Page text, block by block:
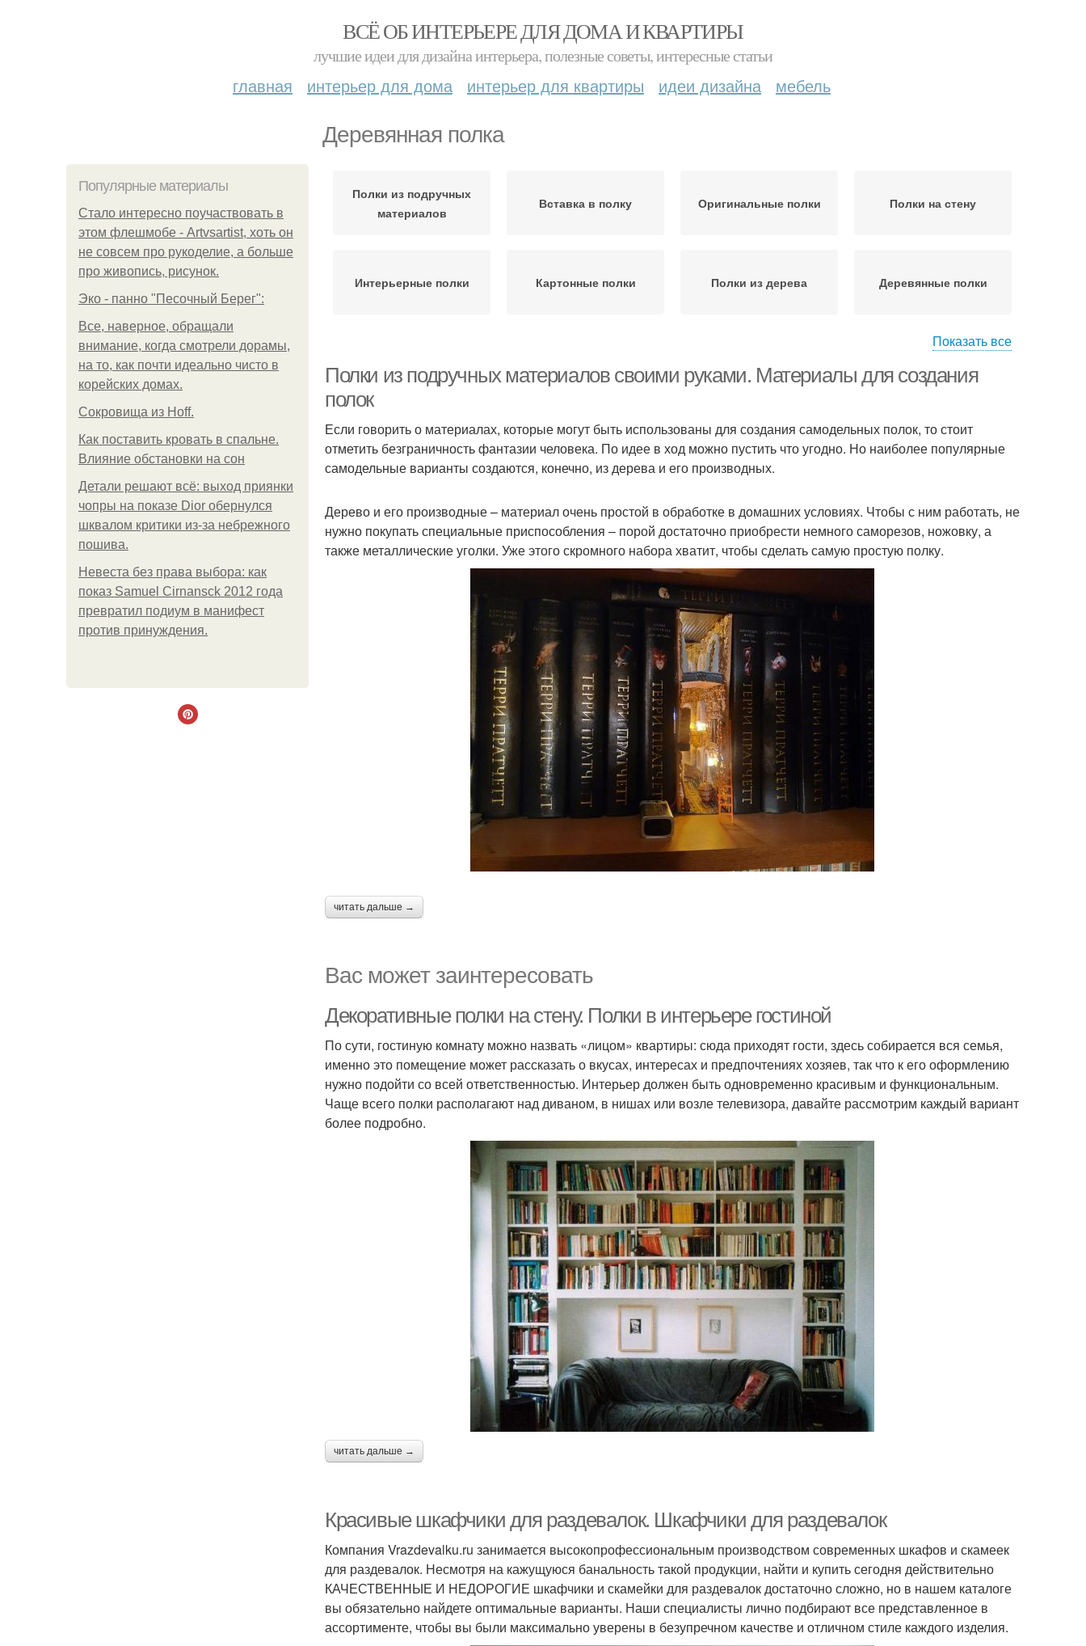
ВСЁ ОБ ИНТЕРЬЕРЕ ДЛЯ ДОМА И КВАРТИРЫ
лучшие идеи для дизайна интерьера, полезные советы, интересные статьи
главная интерьер для дома интерьер для квартиры идеи дизайна мебель
Деревянная полка
Популярные материалы
Стало интересно поучаствовать в
этом флешмобе - Artvsartist, хоть он
не совсем про рукоделие, а больше
про живопись, рисунок.
Эко - панно "Песочный Берег":
Все, наверное, обращали
внимание, когда смотрели дорамы,
на то, как почти идеально чисто в
корейских домах.
Сокровища из Hoff.
Как поставить кровать в спальне.
Влияние обстановки на сон
Детали решают всё: выход приянки
чопры на показе Dior обернулся
шквалом критики из-за небрежного
пошива.
Невеста без права выбора: как
показ Samuel Cirnansck 2012 года
превратил подиум в манифест
против принуждения.
Полки из подручных
материалов
Вставка в полку Оригинальные полки Полки на стену
Интерьерные полки Картонные полки Полки из дерева Деревянные полки
Показать все
Полки из подручных материалов своими руками. Материалы для создания
полок
Если говорить о материалах, которые могут быть использованы для создания самодельных полок, то стоит
отметить безграничность фантазии человека. По идее в ход можно пустить что угодно. Но наиболее популярные
самодельные варианты создаются, конечно, из дерева и его производных.
Дерево и его производные – материал очень простой в обработке в домашних условиях. Чтобы с ним работать, не
нужно покупать специальные приспособления – порой достаточно приобрести немного саморезов, ножовку, а
также металлические уголки. Уже этого скромного набора хватит, чтобы сделать самую простую полку.
читать дальше →
Вас может заинтересовать
Декоративные полки на стену. Полки в интерьере гостиной
По сути, гостиную комнату можно назвать «лицом» квартиры: сюда приходят гости, здесь собирается вся семья,
именно это помещение может рассказать о вкусах, интересах и предпочтениях хозяев, так что к его оформлению
нужно подойти со всей ответственностью. Интерьер должен быть одновременно красивым и функциональным.
Чаще всего полки располагают над диваном, в нишах или возле телевизора, давайте рассмотрим каждый вариант
более подробно.
читать дальше →
Красивые шкафчики для раздевалок. Шкафчики для раздевалок
Компания Vrazdevalku.ru занимается высокопрофессиональным производством современных шкафов и скамеек
для раздевалок. Несмотря на кажущуюся банальность такой продукции, найти и купить сегодня действительно
КАЧЕСТВЕННЫЕ И НЕДОРОГИЕ шкафчики и скамейки для раздевалок достаточно сложно, но в нашем каталоге
вы обязательно найдете оптимальные варианты. Наши специалисты лично подбирают все представленное в
ассортименте, чтобы вы были максимально уверены в безупречном качестве и отличном стиле каждого изделия.